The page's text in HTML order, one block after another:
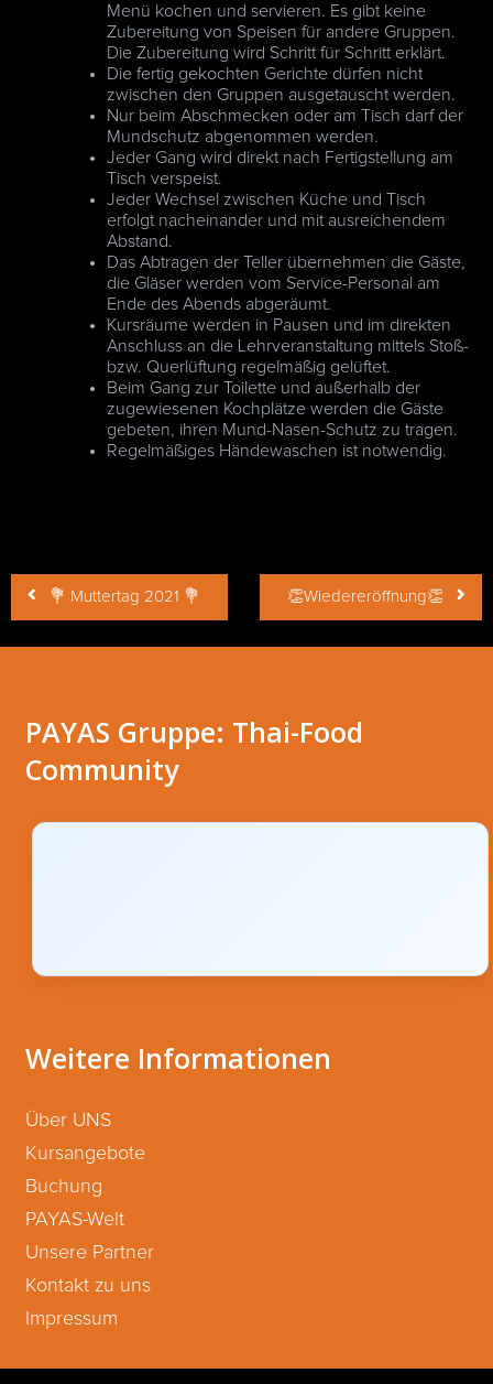
Menü kochen und servieren. Es gibt keine
Zubereitung von Speisen für andere Gruppen.
Die Zubereitung wird Schritt für Schritt erklärt.
Die fertig gekochten Gerichte dürfen nicht
zwischen den Gruppen ausgetauscht werden.
Nur beim Abschmecken oder am Tisch darf der
Mundschutz abgenommen werden.
Jeder Gang wird direkt nach Fertigstellung am
Tisch verspeist.
Jeder Wechsel zwischen Küche und Tisch
erfolgt nacheinander und mit ausreichendem
Abstand.
Das Abtragen der Teller übernehmen die Gäste,
die Gläser werden vom Service-Personal am
Ende des Abends abgeräumt.
Kursräume werden in Pausen und im direkten
Anschluss an die Lehrveranstaltung mittels Stoß-
bzw. Querlüftung regelmäßig gelüftet.
Beim Gang zur Toilette und außerhalb der
zugewiesenen Kochplätze werden die Gäste
gebeten, ihren Mund-Nasen-Schutz zu tragen.
Regelmäßiges Händewaschen ist notwendig.
Beitragsnavigation
💐 Muttertag 2021 💐 👏Wiedereröffnung👏
PAYAS Gruppe: Thai-Food
Community
Weitere Informationen
Über UNS
Kursangebote
Buchung
PAYAS-Welt
Unsere Partner
Kontakt zu uns
Impressum